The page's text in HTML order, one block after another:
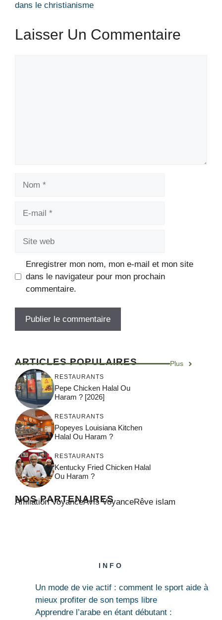
dans le christianisme
Laisser Un Commentaire
Enregistrer mon nom, mon e-mail et mon site
dans le navigateur pour mon prochain
commentaire.
ARTICLES POPULAIRES Plus
RESTAURANTS
Pepe Chicken Halal Ou
Haram ? [2026]
RESTAURANTS
Popeyes Louisiana Kitchen
Halal Ou Haram ?
RESTAURANTS
Kentucky Fried Chicken Halal
Ou Haram ?
NOS PARTENAIRES
Affiliation VoyanceAvis VoyanceRêve islam
INFO
Un mode de vie actif : comment le sport aide à
mieux profiter de son temps libre
Apprendre l’arabe en étant débutant :